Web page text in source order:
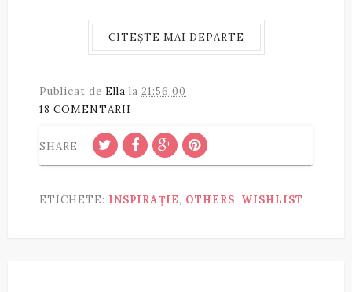
CITEȘTE MAI DEPARTE
Publicat de Ella la 21:56:00
18 COMENTARII
SHARE:
ETICHETE: INSPIRAȚIE, OTHERS, WISHLIST